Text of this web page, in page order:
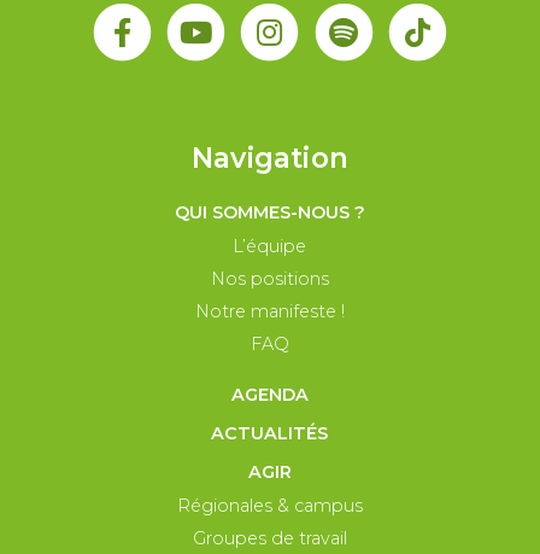
Navigation
QUI SOMMES-NOUS ?
L’équipe
Nos positions
Notre manifeste !
FAQ
AGENDA
ACTUALITÉS
AGIR
Régionales & campus
Groupes de travail